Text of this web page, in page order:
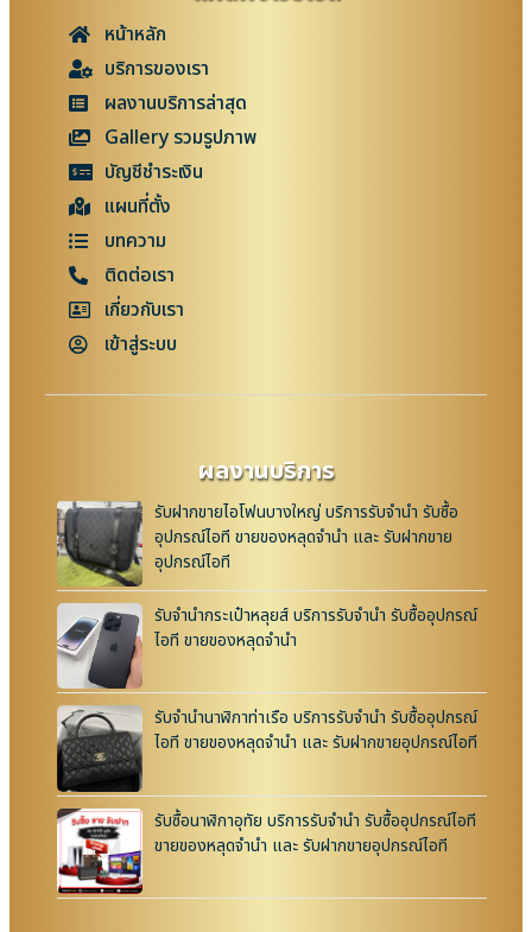
หน้าหลัก
บริการของเรา
ผลงานบริการล่าสุด
Gallery รวมรูปภาพ
บัญชีชำระเงิน
แผนที่ตั้ง
บทความ
ติดต่อเรา
เกี่ยวกับเรา
เข้าสู่ระบบ
ผลงานบริการ
รับฝากขายไอโฟนบางใหญ่ บริการรับจำนำ รับซื้อ
อุปกรณ์ไอที ขายของหลุดจำนำ และ รับฝากขาย
อุปกรณ์ไอที
รับจำนำกระเป๋าหลุยส์ บริการรับจำนำ รับซื้ออุปกรณ์
ไอที ขายของหลุดจำนำ
รับจำนำนาฬิกาท่าเรือ บริการรับจำนำ รับซื้ออุปกรณ์
ไอที ขายของหลุดจำนำ และ รับฝากขายอุปกรณ์ไอที
รับซื้อนาฬิกาอุทัย บริการรับจำนำ รับซื้ออุปกรณ์ไอที
ขายของหลุดจำนำ และ รับฝากขายอุปกรณ์ไอที